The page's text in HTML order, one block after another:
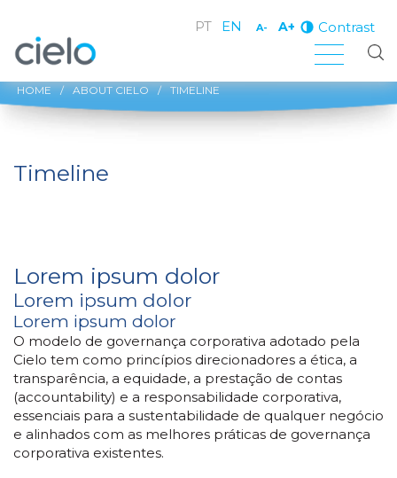
A- A+ Contrast
PT EN
HOME / ABOUT CIELO / TIMELINE
Timeline
Lorem ipsum dolor
Lorem ipsum dolor
Lorem ipsum dolor
O modelo de governança corporativa adotado pela
Cielo tem como princípios direcionadores a ética, a
transparência, a equidade, a prestação de contas
(accountability) e a responsabilidade corporativa,
essenciais para a sustentabilidade de qualquer negócio
e alinhados com as melhores práticas de governança
corporativa existentes.